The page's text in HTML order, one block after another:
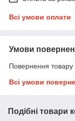
Всі умови оплати
Умови
Повернення товару
Всі умови
Подібні товари